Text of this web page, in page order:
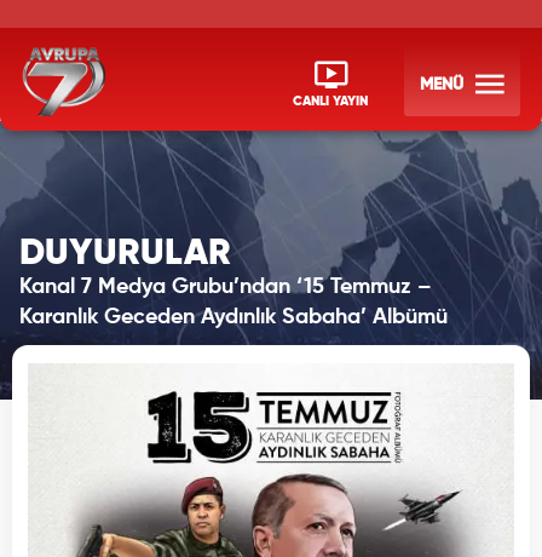
CANLI YAYIN
MENÜ
DUYURULAR
Kanal 7 Medya Grubu’ndan ‘15 Temmuz –
Karanlık Geceden Aydınlık Sabaha’ Albümü